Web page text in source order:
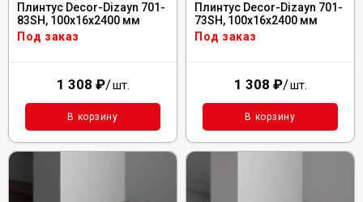
Плинтус Decor-Dizayn 701-
83SH, 100x16x2400 мм
Под заказ
1 308 ₽/шт.
В корзину
Плинтус Decor-Dizayn 701-
73SH, 100x16x2400 мм
Под заказ
1 308 ₽/шт.
В корзину